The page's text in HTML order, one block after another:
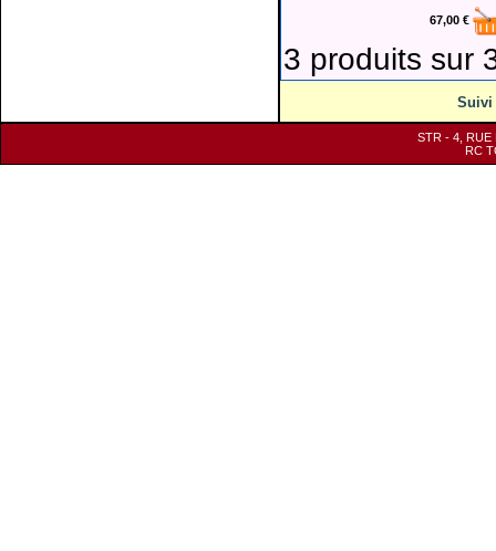
67,00 €
3 produits sur
Suivi
STR - 4, RUE
RC